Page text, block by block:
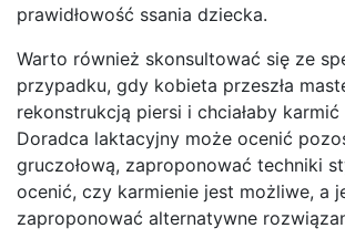
prawidłowość ssania dziecka.
Warto również skonsultować się ze
przypadku, gdy kobieta przeszła
rekonstrukcją piersi i chciałaby karmić
Doradca laktacyjny może ocenić
gruczołową, zaproponować techniki
ocenić, czy karmienie jest możliwe, a
zaproponować alternatywne